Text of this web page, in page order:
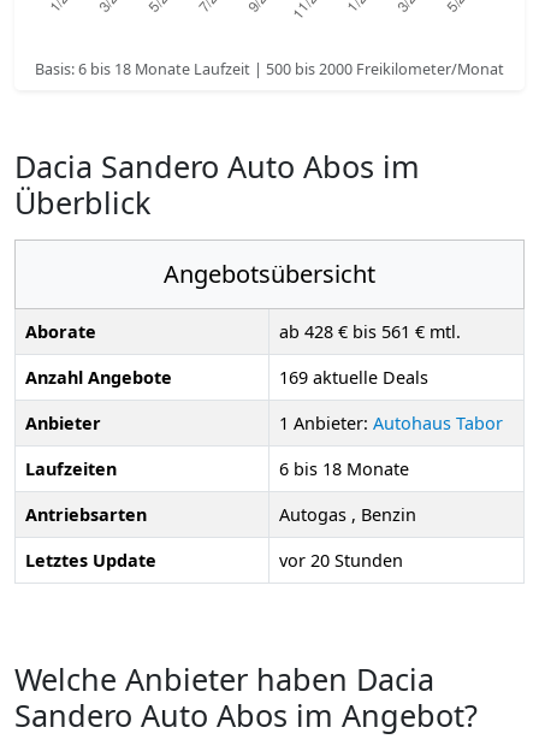
Basis: 6 bis 18 Monate Laufzeit | 500 bis 2000 Freikilometer/Monat
Dacia Sandero Auto Abos im
Überblick
Angebotsübersicht
Aborate
ab 428 € bis 561 € mtl.
Anzahl Angebote
169 aktuelle Deals
Anbieter
1 Anbieter: Autohaus Tabor
Laufzeiten
6 bis 18 Monate
Antriebsarten
Autogas , Benzin
Letztes Update
vor 20 Stunden
Welche Anbieter haben Dacia
Sandero Auto Abos im Angebot?